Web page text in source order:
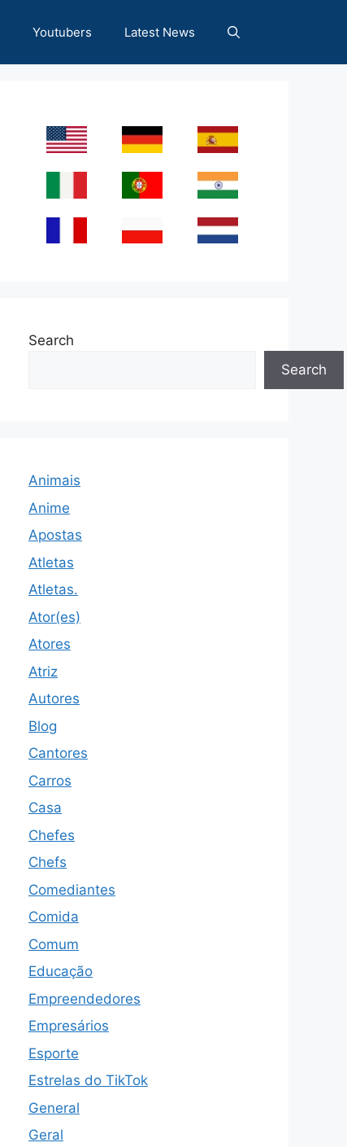
Youtubers Latest News
Search
Search
Animais
Anime
Apostas
Atletas
Atletas.
Ator(es)
Atores
Atriz
Autores
Blog
Cantores
Carros
Casa
Chefes
Chefs
Comediantes
Comida
Comum
Educação
Empreendedores
Empresários
Esporte
Estrelas do TikTok
General
Geral